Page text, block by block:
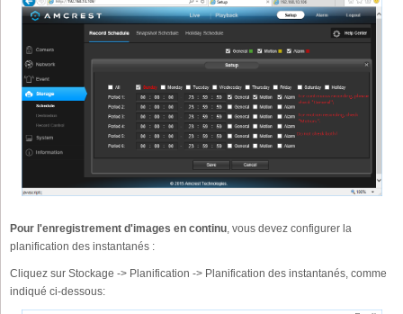
Pour l'enregistrement d'images en continu, vous devez configurer la
planification des instantanés :
Cliquez sur Stockage -> Planification -> Planification des instantanés, comme
indiqué ci-dessous: